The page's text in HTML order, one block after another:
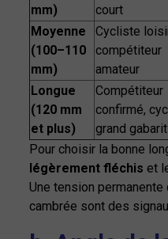
mm)
court
Moyenne
(100–110
mm)
Cycliste
compétiteur
amateur
Longue
(120 mm
et plus)
Compétiteur
confirmé,
grand gabarit
Pour choisir la bonne
légèrement fléchis et
Une tension
cambrée sont des